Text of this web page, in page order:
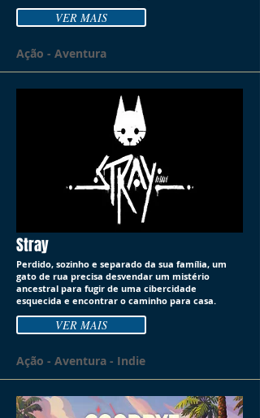
VER MAIS
Ação - Aventura
Stray
Perdido, sozinho e separado da sua família, um
gato de rua precisa desvendar um mistério
ancestral para fugir de uma cibercidade
esquecida e encontrar o caminho para casa.
VER MAIS
Ação - Aventura - Indie